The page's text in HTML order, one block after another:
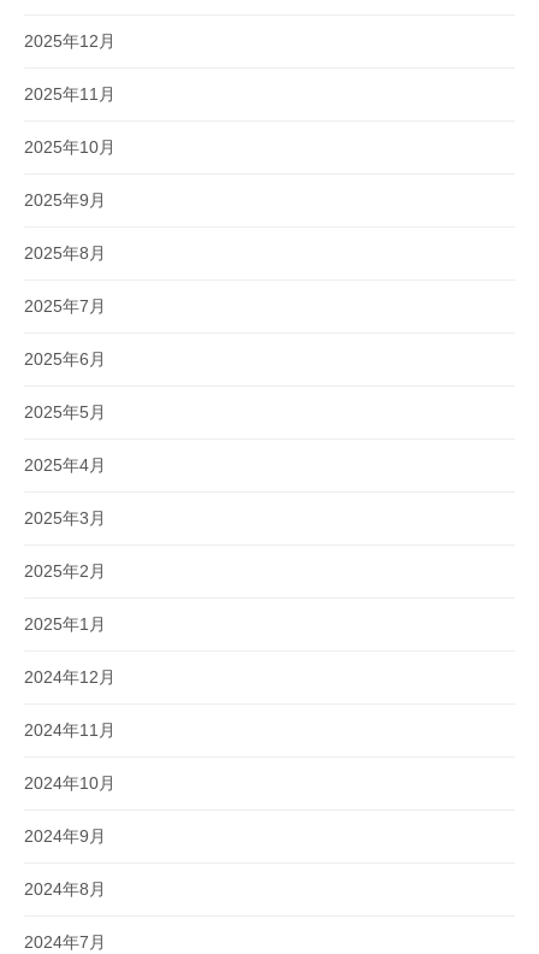
2025年12月
2025年11月
2025年10月
2025年9月
2025年8月
2025年7月
2025年6月
2025年5月
2025年4月
2025年3月
2025年2月
2025年1月
2024年12月
2024年11月
2024年10月
2024年9月
2024年8月
2024年7月